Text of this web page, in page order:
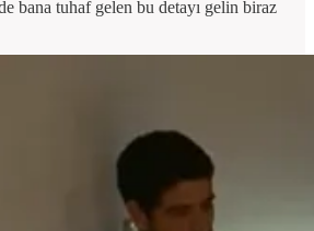
bana tuhaf gelen bu detayı gelin biraz